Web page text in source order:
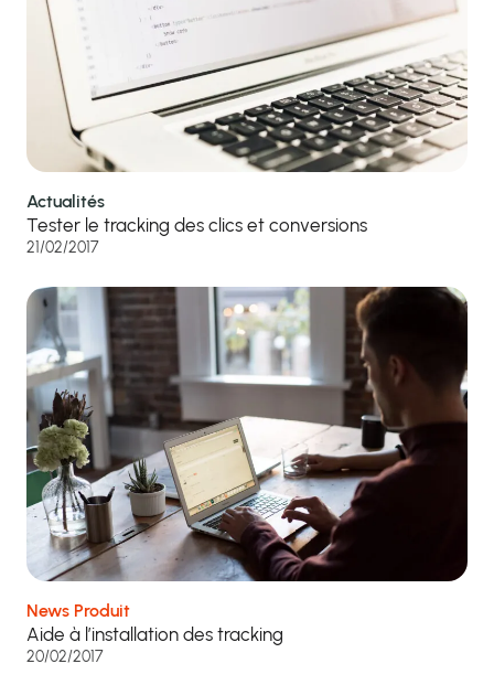
Actualités
Tester le tracking des clics et conversions
21/02/2017
News Produit
Aide à l’installation des tracking
20/02/2017